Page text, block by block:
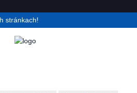
stránkach!